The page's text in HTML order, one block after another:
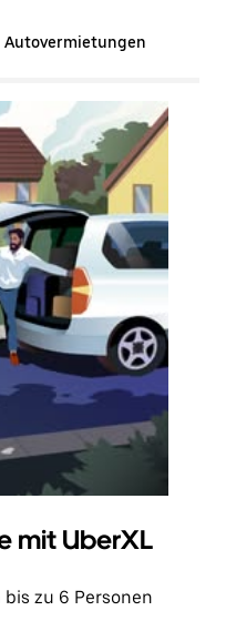
Autovermietungen
mit UberXL
zu 6 Personen